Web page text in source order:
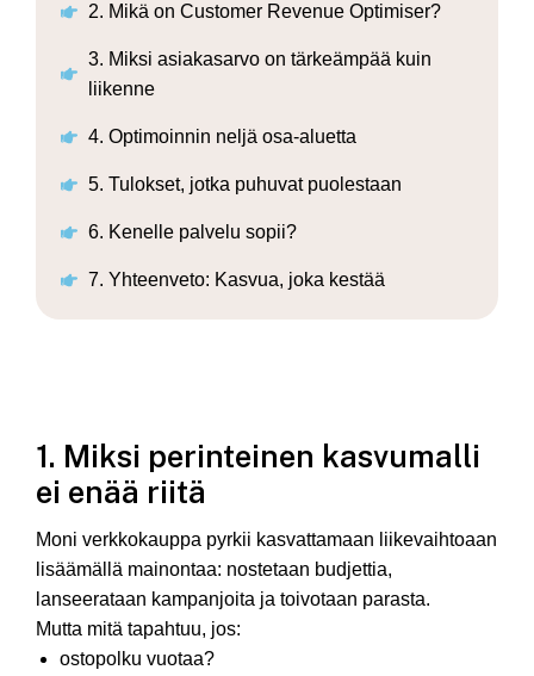
2. Mikä on Customer Revenue Optimiser?
3. Miksi asiakasarvo on tärkeämpää kuin
liikenne
4. Optimoinnin neljä osa-aluetta
5. Tulokset, jotka puhuvat puolestaan
6. Kenelle palvelu sopii?
7. Yhteenveto: Kasvua, joka kestää
1. Miksi perinteinen kasvumalli
ei enää riitä
Moni verkkokauppa pyrkii kasvattamaan liikevaihtoaan
lisäämällä mainontaa: nostetaan budjettia,
lanseerataan kampanjoita ja toivotaan parasta.
Mutta mitä tapahtuu, jos:
ostopolku vuotaa?